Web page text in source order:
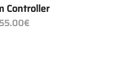
Controller
€Preisspanne:
149.00€